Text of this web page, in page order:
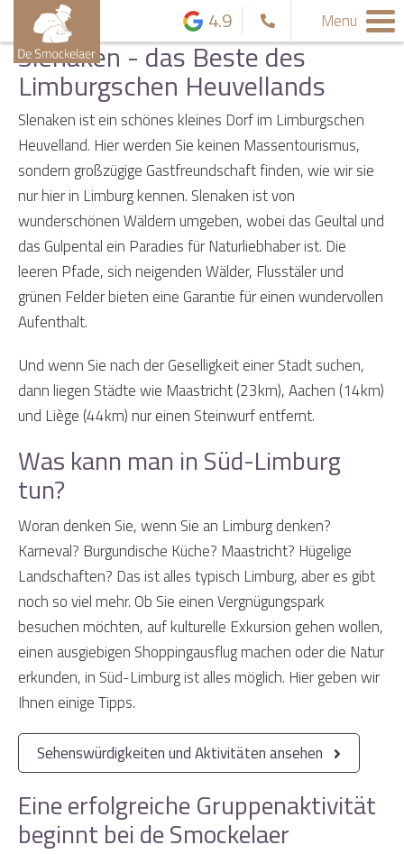
4.9 Menu
Slenaken - das Beste des
Limburgschen Heuvellands
Slenaken ist ein schönes kleines Dorf im Limburgschen
Heuvelland. Hier werden Sie keinen Massentourismus,
sondern großzügige Gastfreundschaft finden, wie wir sie
nur hier in Limburg kennen. Slenaken ist von
wunderschönen Wäldern umgeben, wobei das Geultal und
das Gulpental ein Paradies für Naturliebhaber ist. Die
leeren Pfade, sich neigenden Wälder, Flusstäler und
grünen Felder bieten eine Garantie für einen wundervollen
Aufenthalt.
Und wenn Sie nach der Geselligkeit einer Stadt suchen,
dann liegen Städte wie Maastricht (23km), Aachen (14km)
und Liège (44km) nur einen Steinwurf entfernt.
Was kann man in Süd-Limburg
tun?
Woran denken Sie, wenn Sie an Limburg denken?
Karneval? Burgundische Küche? Maastricht? Hügelige
Landschaften? Das ist alles typisch Limburg, aber es gibt
noch so viel mehr. Ob Sie einen Vergnügungspark
besuchen möchten, auf kulturelle Exkursion gehen wollen,
einen ausgiebigen Shoppingausflug machen oder die Natur
erkunden, in Süd-Limburg ist alles möglich. Hier geben wir
Ihnen einige Tipps.
Sehenswürdigkeiten und Aktivitäten ansehen
Eine erfolgreiche Gruppenaktivität
beginnt bei de Smockelaer